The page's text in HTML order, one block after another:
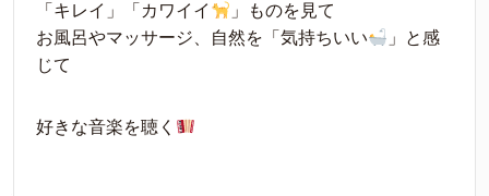
「キレイ」「カワイイ
」ものを見て
お風呂やマッサージ、自然を「気持ちいい
」と感
じて
好きな音楽を聴く